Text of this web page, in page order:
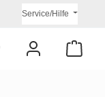
Service/Hilfe